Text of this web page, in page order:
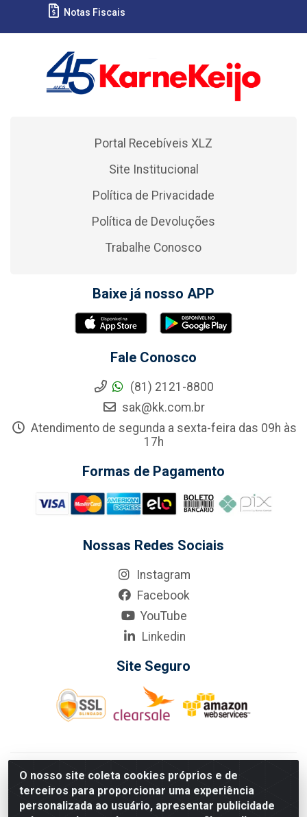
O nosso site coleta cookies próprios e de
terceiros para proporcionar uma experiência
personalizada ao usuário, apresentar publicidade
Notas Fiscais
Portal Recebíveis XLZ
Site Institucional
Política de Privacidade
Política de Devoluções
Trabalhe Conosco
Baixe já nosso APP
Fale Conosco
(81) 2121-8800
sak@kk.com.br
Atendimento de segunda a sexta-feira das 09h às
17h
Formas de Pagamento
Nossas Redes Sociais
Instagram
Facebook
YouTube
Linkedin
Site Seguro
KarneKeijo Logistica Integrada LTDA - Rod. Br-101 Sul, nº3700
- Barro, Recife/PE, 50900-400 CNPJ: 24.150.377/0001-95
Estados atendidos pela KarneKeijo: PE, PB e RN.